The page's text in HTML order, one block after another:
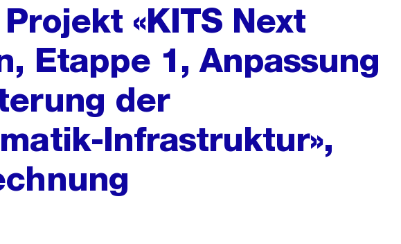
«KITS Next
Etappe 1, Anpassung
der
Infrastruktur»,